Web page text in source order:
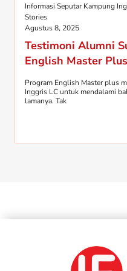
Informasi Seputar Kampung
Stories
Agustus 8, 2025
Testimoni Alumni
English Master
Program English Master plus
Inggris LC untuk mendalami
lamanya. Tak